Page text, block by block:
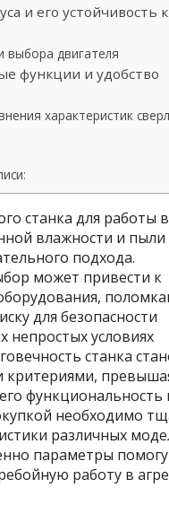
и его устойчивость к
выбора двигателя
функции и удобство
характеристик
станка для работы в
влажности и пыли
подхода.
может привести к
для безопасности
непростых условиях
станка
критериями,
функциональность
необходимо
различных
параметры
работу в